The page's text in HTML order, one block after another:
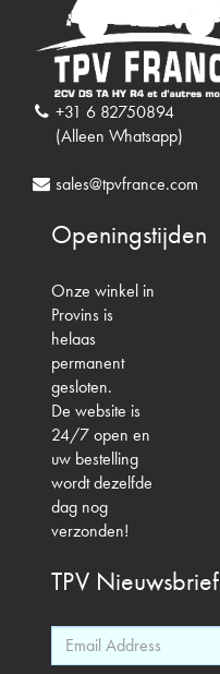
+31 6 82750894
(Alleen Whatsapp)
sales@tpvfrance.com
Openingstijden
Onze winkel in
Provins is
helaas
permanent
gesloten.
De website is
24/7 open en
uw bestelling
wordt dezelfde
dag nog
verzonden!
TPV Nieuwsbrief